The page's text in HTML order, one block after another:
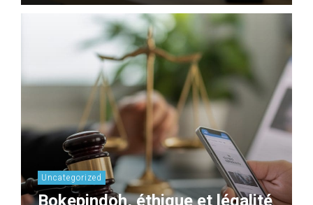
Uncategorized
Bokepindoh, éthique et légalité